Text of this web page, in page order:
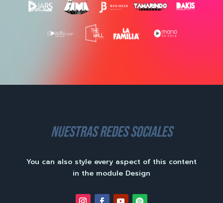
nuestras redes sociales
You can also style every aspect of this content
in the module Design